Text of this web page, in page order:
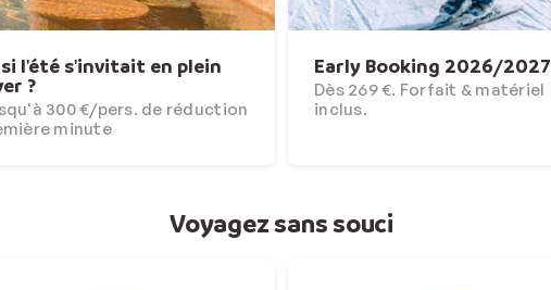
l'été s'invitait en plein
?
300 €/pers. de réduction
minute
Early Booking 2026/2027
Dès 269 €. Forfait & matériel
inclus.
Voyagez sans souci